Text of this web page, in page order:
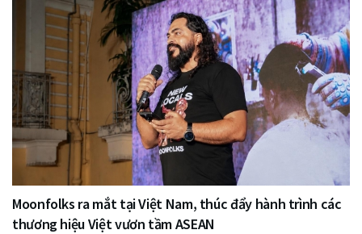
Moonfolks ra mắt tại Việt Nam, thúc đẩy hành trình các
thương hiệu Việt vươn tầm ASEAN